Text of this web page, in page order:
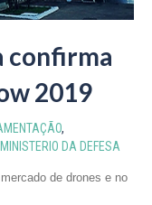
confirma
2019
,
MINISTERIO DA DEFESA
de drones e no